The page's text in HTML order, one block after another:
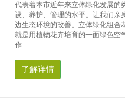
代表着本市近年来立体绿化发展的
设、养护、管理的水平。让我们亲
边生态环境的改善。立体绿化组合
就是用植物花卉培育的一面绿色空
作...
了解详情